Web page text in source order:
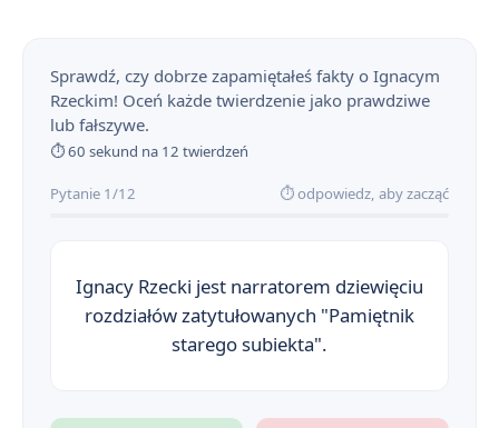
Sprawdź, czy dobrze zapamiętałeś fakty o Ignacym
Rzeckim! Oceń każde twierdzenie jako prawdziwe
lub fałszywe.
⏱ 60 sekund na 12 twierdzeń
Pytanie 1/12 ⏱ odpowiedz, aby zacząć
Ignacy Rzecki jest narratorem dziewięciu
rozdziałów zatytułowanych "Pamiętnik
starego subiekta".